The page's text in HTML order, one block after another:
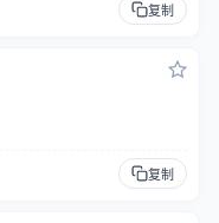
复制
复制